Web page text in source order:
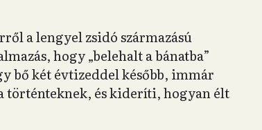
a lengyel zsidó származású
hogy „belehalt a bánatba”
bő két évtizeddel később, immár
és kideríti, hogyan élt